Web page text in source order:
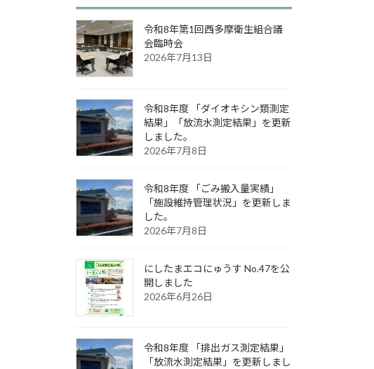
令和8年第1回西多摩衛生組合議
会臨時会
2026年7月13日
令和8年度 「ダイオキシン類測定
結果」「放流水測定結果」を更新
しました。
2026年7月8日
令和8年度 「ごみ搬入量実績」
「施設維持管理状況」を更新しま
した。
2026年7月8日
にしたまエコにゅうす No.47を公
開しました
2026年6月26日
令和8年度 「排出ガス測定結果」
「放流水測定結果」を更新しまし